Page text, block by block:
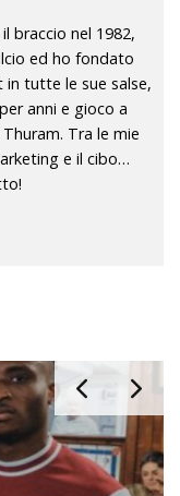
braccio nel 1982,
ed ho fondato
in tutte le sue salse,
anni e gioco a
Tra le mie
e il cibo…